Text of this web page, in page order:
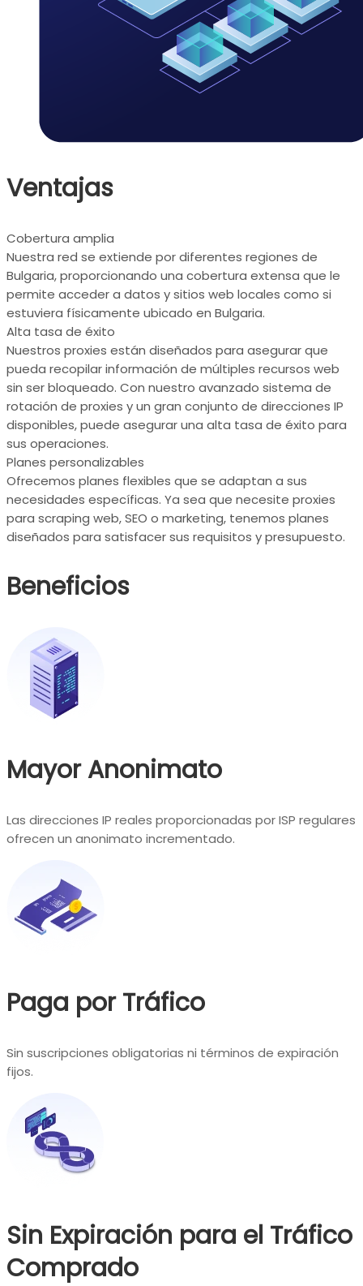
Ventajas
Cobertura amplia
Nuestra red se extiende por diferentes regiones de
Bulgaria, proporcionando una cobertura extensa que le
permite acceder a datos y sitios web locales como si
estuviera físicamente ubicado en Bulgaria.
Alta tasa de éxito
Nuestros proxies están diseñados para asegurar que
pueda recopilar información de múltiples recursos web
sin ser bloqueado. Con nuestro avanzado sistema de
rotación de proxies y un gran conjunto de direcciones IP
disponibles, puede asegurar una alta tasa de éxito para
sus operaciones.
Planes personalizables
Ofrecemos planes flexibles que se adaptan a sus
necesidades específicas. Ya sea que necesite proxies
para scraping web, SEO o marketing, tenemos planes
diseñados para satisfacer sus requisitos y presupuesto.
Beneficios
Mayor Anonimato
Las direcciones IP reales proporcionadas por ISP regulares
ofrecen un anonimato incrementado.
Paga por Tráfico
Sin suscripciones obligatorias ni términos de expiración
fijos.
Sin Expiración para el Tráfico
Comprado